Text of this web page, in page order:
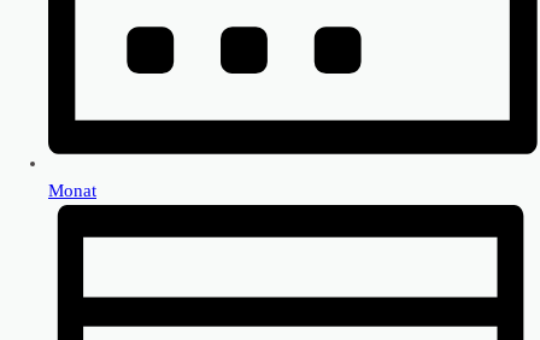
Monat